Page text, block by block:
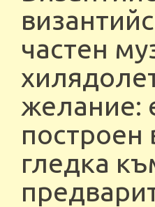
частен
желание:
построен
гледка